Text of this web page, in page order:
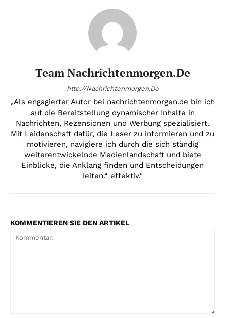
Team Nachrichtenmorgen.de
http://Nachrichtenmorgen.De
„Als engagierter Autor bei nachrichtenmorgen.de bin ich
auf die Bereitstellung dynamischer Inhalte in
Nachrichten, Rezensionen und Werbung spezialisiert.
Mit Leidenschaft dafür, die Leser zu informieren und zu
motivieren, navigiere ich durch die sich ständig
weiterentwickelnde Medienlandschaft und biete
Einblicke, die Anklang finden und Entscheidungen
leiten.“ effektiv."
KOMMENTIEREN SIE DEN ARTIKEL